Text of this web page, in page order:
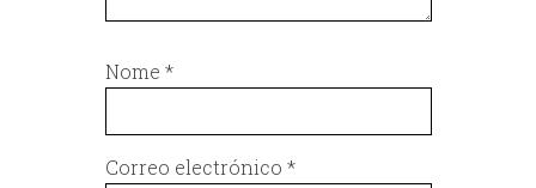
Nome *
Correo electrónico *